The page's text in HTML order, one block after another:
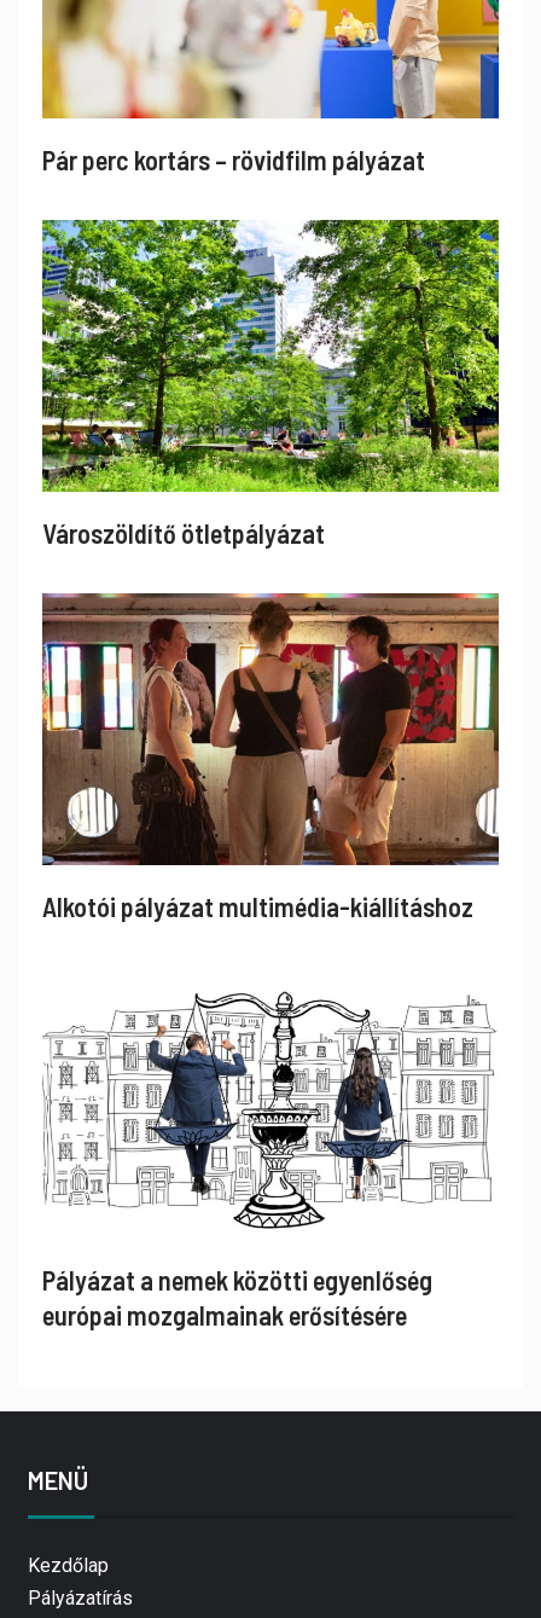
Pár perc kortárs – rövidfilm pályázat
Városzöldítő ötletpályázat
Alkotói pályázat multimédia-kiállításhoz
Pályázat a nemek közötti egyenlőség
európai mozgalmainak erősítésére
MENÜ
Kezdőlap
Pályázatírás